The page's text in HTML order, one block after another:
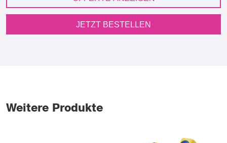
JETZT BESTELLEN
Weitere Produkte